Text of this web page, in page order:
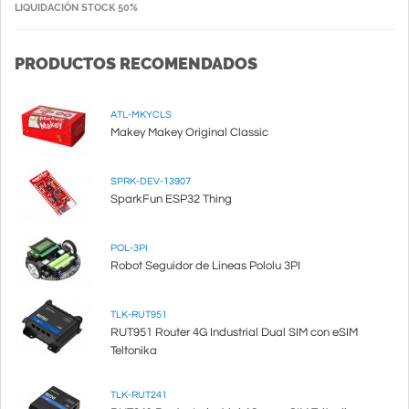
LIQUIDACIÓN STOCK 50%
PRODUCTOS RECOMENDADOS
ATL-MKYCLS
Makey Makey Original Classic
SPRK-DEV-13907
SparkFun ESP32 Thing
POL-3PI
Robot Seguidor de Lineas Pololu 3PI
TLK-RUT951
RUT951 Router 4G Industrial Dual SIM con eSIM
Teltonika
TLK-RUT241